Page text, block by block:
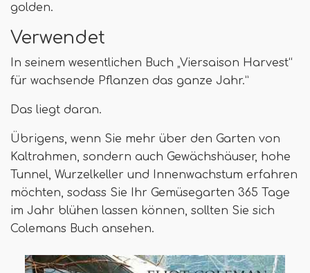
golden.
Verwendet
In seinem wesentlichen Buch „Viersaison Harvest“
für wachsende Pflanzen das ganze Jahr.”
Das liegt daran.
Übrigens, wenn Sie mehr über den Garten von
Kaltrahmen, sondern auch Gewächshäuser, hohe
Tunnel, Wurzelkeller und Innenwachstum erfahren
möchten, sodass Sie Ihr Gemüsegarten 365 Tage
im Jahr blühen lassen können, sollten Sie sich
Colemans Buch ansehen.